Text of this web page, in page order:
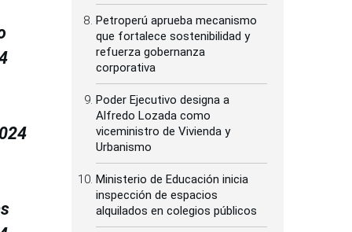
Petroperú aprueba mecanismo
que fortalece sostenibilidad y
refuerza gobernanza
corporativa
Poder Ejecutivo designa a
Alfredo Lozada como
viceministro de Vivienda y
Urbanismo
Ministerio de Educación inicia
inspección de espacios
alquilados en colegios públicos